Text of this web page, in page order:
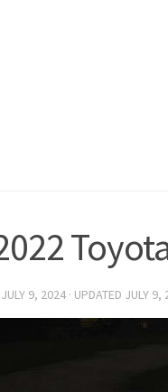
JULY 9, 2024 · UPDATED JULY 9,